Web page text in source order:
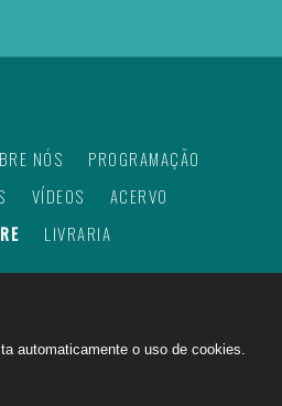
NÓS
PROGRAMAÇÃO
VÍDEOS
ACERVO
LIVRARIA
Todos os direitos
todo o mundo!
automaticamente o uso de cookies.